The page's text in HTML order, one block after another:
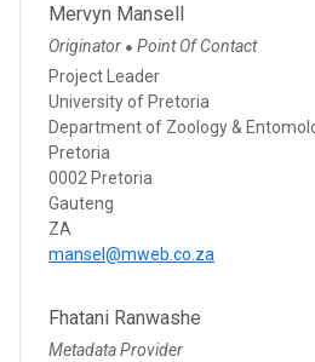
Mervyn Mansell
Originator ● Point Of Contact
Project Leader
University of Pretoria
Department of Zoology &
Pretoria
0002 Pretoria
Gauteng
ZA
mansel@mweb.co.za
Fhatani Ranwashe
Metadata Provider